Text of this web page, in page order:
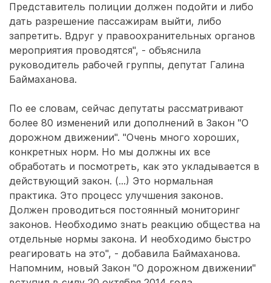
Представитель полиции должен подойти и либо
дать разрешение пассажирам выйти, либо
запретить. Вдруг у правоохранительных органов
мероприятия проводятся", - объяснила
руководитель рабочей группы, депутат Галина
Баймаханова.
По ее словам, сейчас депутаты рассматривают
более 80 изменений или дополнений в Закон "О
дорожном движении". "Очень много хороших,
конкретных норм. Но мы должны их все
обработать и посмотреть, как это укладывается в
действующий закон. (...) Это нормальная
практика. Это процесс улучшения законов.
Должен проводиться постоянный мониторинг
законов. Необходимо знать реакцию общества на
отдельные нормы закона. И необходимо быстро
реагировать на это", - добавила Баймаханова.
Напомним, новый Закон "О дорожном движении"